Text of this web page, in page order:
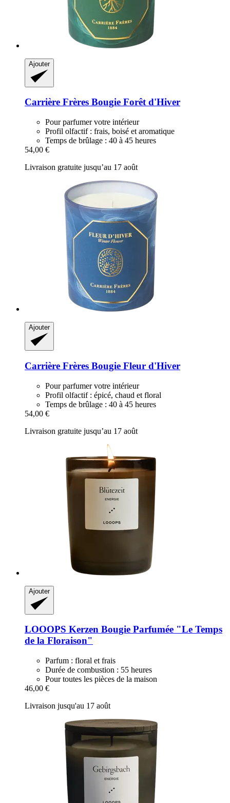
Ajouter
Carrière Frères Bougie Forêt d'Hiver
Pour parfumer votre intérieur
Profil olfactif : frais, boisé et aromatique
Temps de brûlage : 40 à 45 heures
54,00 €
Livraison gratuite jusqu’au 17 août
Ajouter
Carrière Frères Bougie Fleur d'Hiver
Pour parfumer votre intérieur
Profil olfactif : épicé, chaud et floral
Temps de brûlage : 40 à 45 heures
54,00 €
Livraison gratuite jusqu’au 17 août
Ajouter
LOOOPS Kerzen Bougie Parfumée "Le Temps
de la Floraison"
Parfum : floral et frais
Durée de combustion : 55 heures
Pour toutes les pièces de la maison
46,00 €
Livraison jusqu'au 17 août